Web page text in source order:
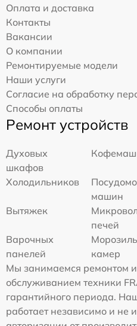
Оплата и доставка
Контакты
Вакансии
О компании
Ремонтируемые модели
Наши услуги
Согласие на обработку
Способы оплаты
Ремонт устройств
Духовых
шкафов
Холодильников
машин
Вытяжек
печей
Варочных
панелей
камер
Мы занимаемся ремонтом
обслуживанием техники
гарантийного периода.
работает независимо и не